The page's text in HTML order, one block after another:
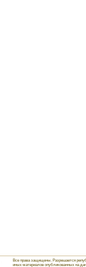
Все права защищены. Разрешается
иных материалов опубликованных на